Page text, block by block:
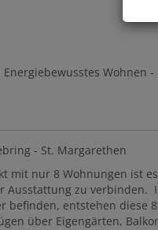
- St. Margarethen
mit nur 8 Wohnungen ist
Ausstattung zu
befinden, entstehen diese
über Eigengärten,